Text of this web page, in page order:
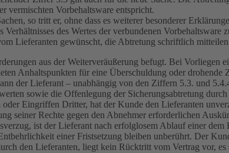
vermischten Vorbehaltsware entspricht.
so tritt er, ohne dass es weiterer besonderer
des Wertes der verbundenen
Lieferanten gewünscht, die Abtretung schriftlich
aus der Weiterveräußerung befugt. Bei Vorliegen
Anhaltspunkten für eine Überschuldung oder
der Lieferant – unabhängig von den Ziffern 5.3. und
sowie die Offenlegung der Sicherungsabtretung
Eingriffen Dritter, hat der Kunde den Lieferanten
seiner Rechte gegen den Abnehmer erforderlichen
ist der Lieferant nach erfolglosem Ablauf einer
einer Fristsetzung bleiben unberührt. Der
den Lieferanten, liegt kein Rücktritt vom Vertrag vor,